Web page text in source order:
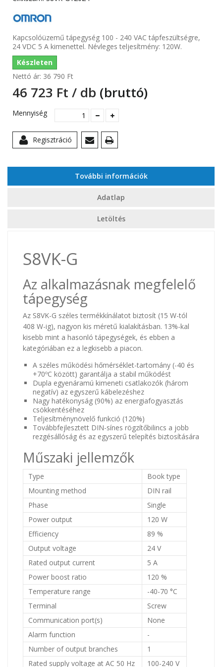
Kapcsolóüzemű tápegység 100 - 240 VAC tápfeszültségre,
24 VDC 5 A kimenettel. Névleges teljesítmény: 120W.
Készleten
Nettó ár: 36 790 Ft‎
46 723 Ft‎ / db (bruttó)
Mennyiség
Regisztráció
További információk
Adatlap
Letöltés
S8VK-G
Az alkalmazásnak megfelelő
tápegység
Az S8VK-G széles termékkínálatot biztosít (15 W-tól
408 W-ig), nagyon kis méretű kialakításban. 13%-kal
kisebb mint a hasonló tápegységek, és ebben a
kategóriában ez a legkisebb a piacon.
A széles működési hőmérséklet-tartomány (-40 és
+70ºC között) garantálja a stabil működést
Dupla egyenáramú kimeneti csatlakozók (három
negatív) az egyszerű kábelezéshez
Nagy hatékonyság (90%) az energiafogyasztás
csökkentéséhez
Teljesítménynövelő funkció (120%)
Továbbfejlesztett DIN-sínes rögzítőbilincs a jobb
rezgésállóság és az egyszerű telepítés biztosítására
Műszaki jellemzők
Type
Book type
Mounting method
DIN rail
Phase
Single
Power output
120 W
Efficiency
89 %
Output voltage
24 V
Rated output current
5 A
Power boost ratio
120 %
Temperature range
-40-70 °C
Terminal
Screw
Communication port(s)
None
Alarm function
-
Number of output branches
1
Rated supply voltage at AC 50 Hz
100-240 V